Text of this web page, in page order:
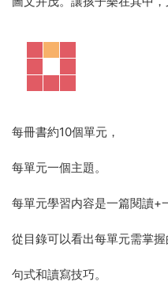
每冊書約10個單元，
每單元一個主題。
每單元學習内容是一篇閱讀+
從目錄可以看出每單元需掌握
句式和讀寫技巧。